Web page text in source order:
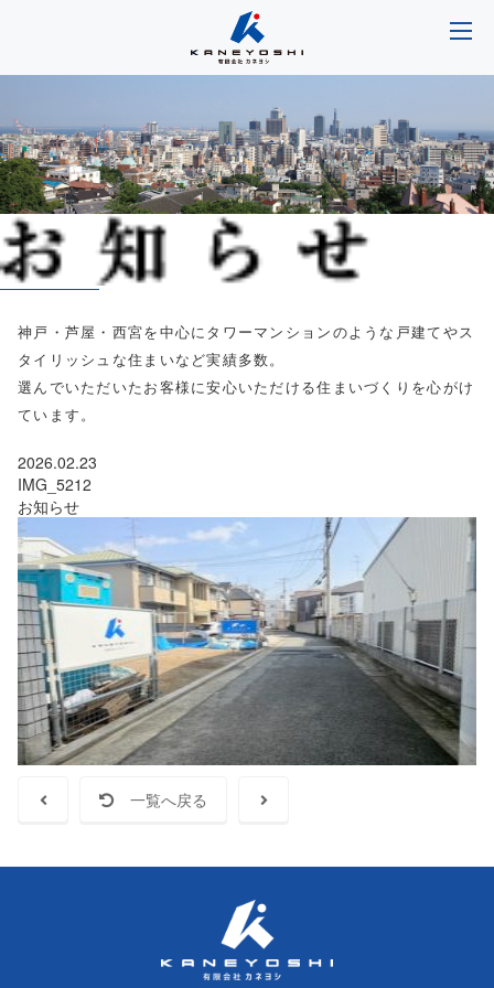
神戸・芦屋・西宮を中心にタワーマンションのような戸建てやス
タイリッシュな住まいなど実績多数。
選んでいただいたお客様に安心いただける住まいづくりを心がけ
ています。
2026.02.23
IMG_5212
お知らせ
一覧へ戻る